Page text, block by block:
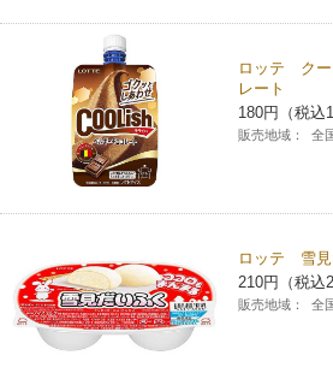
ロッテ ク
レート
180円（税込
販売地域： 全
ロッテ 雪見
210円（税込
販売地域： 全